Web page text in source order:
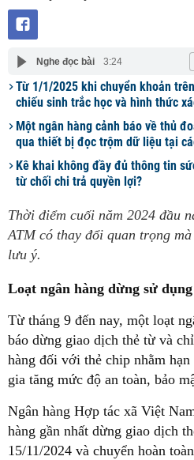
Nghe đọc bài 3:24
Từ 1/1/2025 khi chuyển khoản
chiếu sinh trắc học và hình thức
Một ngân hàng cảnh báo về thủ
qua thiết bị đọc trộm dữ liệu tại
Kê khai không đầy đủ thông tin
từ chối chi trả quyền lợi?
Thời điểm cuối năm 2024 đầu
ATM có thay đổi quan trọng
lưu ý.
Loạt ngân hàng dừng sử
Từ tháng 9 đến nay, một loạt
báo dừng giao dịch thẻ từ và
hàng đối với thẻ chip nhằm
gia tăng mức độ an toàn, bảo
Ngân hàng Hợp tác xã Việt
hàng gần nhất dừng giao dịch
15/11/2024 và chuyển hoàn